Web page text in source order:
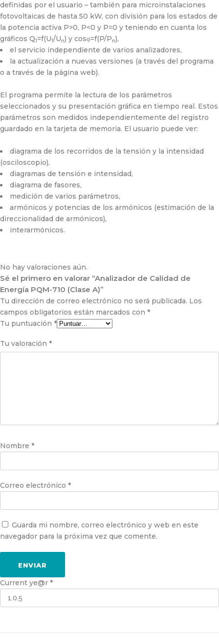
definidas por el usuario – también para microinstalaciones
fotovoltaicas de hasta 50 kW, con división para los estados de
la potencia activa P>0, P<0 y P=0 y teniendo en cuanta los
gráficos Q1=f(U1/Un) y cosφ=f(P/Pn),
el servicio independiente de varios analizadores,
la actualización a nuevas versiones (a través del programa
o a través de la página web).
El programa permite la lectura de los parámetros
seleccionados y su presentación gráfica en tiempo real. Estos
parámetros son medidos independientemente del registro
guardado en la tarjeta de memoria. El usuario puede ver:
diagrama de los recorridos de la tensión y la intensidad
(osciloscopio),
diagramas de tensión e intensidad,
diagrama de fasores,
medición de varios parámetros,
armónicos y potencias de los armónicos (estimación de la
direccionalidad de armónicos),
interarmónicos.
No hay valoraciones aún.
Sé el primero en valorar “Analizador de Calidad de
Energía PQM-710 (Clase A)”
Tu dirección de correo electrónico no será publicada. Los
campos obligatorios están marcados con *
Tu puntuación *
Tu valoración *
Nombre *
Correo electrónico *
Guarda mi nombre, correo electrónico y web en este
navegador para la próxima vez que comente.
Current ye@r *